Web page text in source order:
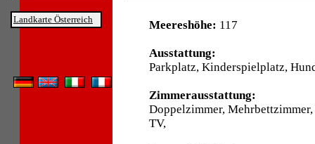
Landkarte Österreich Meereshöhe: 117
Ausstattung:
Parkplatz, Kinderspielplatz,
Zimmerausstattung:
Doppelzimmer,
TV,